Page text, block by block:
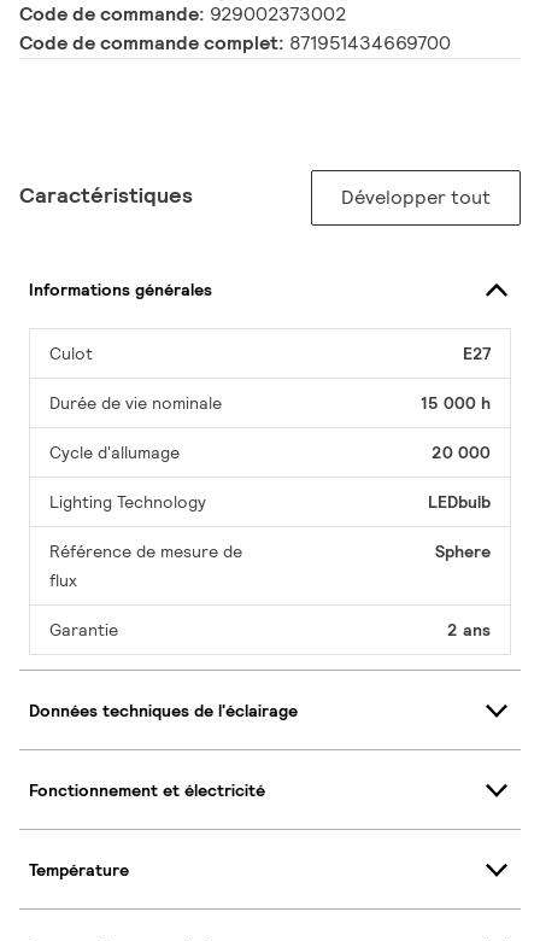
Code de commande: 929002373002
Code de commande complet: 871951434669700
Caractéristiques Développer tout
Informations générales
Culot E27
Durée de vie nominale 15 000 h
Cycle d'allumage 20 000
Lighting Technology LEDbulb
Référence de mesure de
flux
Sphere
Garantie 2 ans
Données techniques de l'éclairage
Fonctionnement et électricité
Température